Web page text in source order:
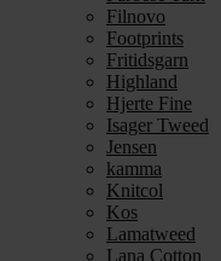
Filnovo
Footprints
Fritidsgarn
Highland
Hjerte Fine
Isager Tweed
Jensen
kamma
Knitcol
Kos
Lamatweed
Lana Cotton